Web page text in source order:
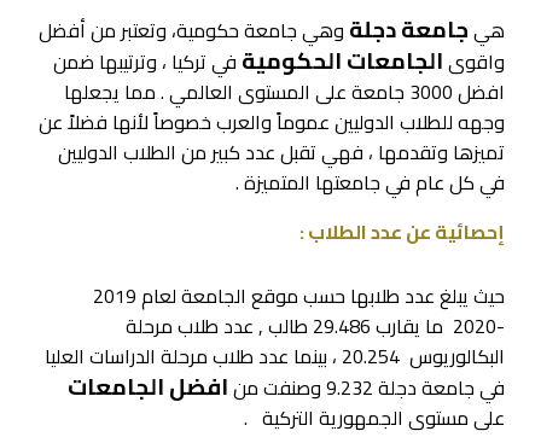
هيجامعة دجلة وهي جامعة حكومية، وتعتبر من أفضل
واقوىالجامعات الحكومية في تركيا ، وترتيبها ضمن
افضل 3000 جامعة على المستوى العالمي . مما يجعلها
وجهه للطلاب الدوليين عموماً والعرب خصوصاً لأنها فضلاً عن
تميزها وتقدمها ، فهي تقبل عدد كبير من الطلاب الدوليين
في كل عام في جامعتها المتميزة .
إحصائية عن عدد الطلاب :
حيث يبلغ عدد طلابها حسب موقع الجامعة لعام 2019
-2020 ما يقارب 29.486 طالب , عدد طلاب مرحلة
البكالوريوس 20.254 ، بينما عدد طلاب مرحلة الدراسات العليا
في جامعة دجلة 9.232 وصنفت من
افضل الجامعات
على مستوى الجمهورية التركية .